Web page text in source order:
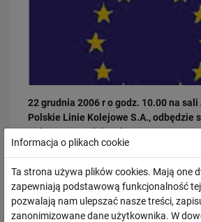
22 grudnia 2006 r o godz. 10.00 na sali
Polskie Linie Kolejowe S.A., odbędzie
związana z podpisaniem umowy nr
2001/PL/16/P/PT/012-04 LOT C na
współfinansowane przez Unię
programu FS nr 2001/PL/16/P/PT/012
kolejowej E 20 na odcinku Siedlce -
Umowa dotyczy: zaprojektowania i
Budujemy nowoczesną kolej na Kaszubach
03.08.2026
Dzięki KPO kolej zmieniła Limanową
PRZECZYTAJ
Informacja o plikach cookie
Ta strona używa plików cookies. Mają one
zapewniają podstawową funkcjonalność
pozwalają nam ulepszać nasze treści,
zanonimizowane dane użytkownika. W